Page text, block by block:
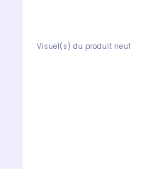
Visuel(s) du produit neuf